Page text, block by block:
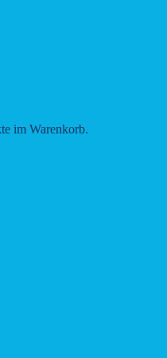
im Warenkorb.